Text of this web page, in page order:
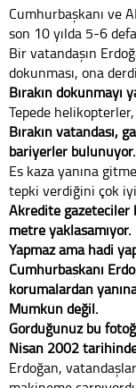
Cumhurbaşkanı ve
son 10 yılda 5-6
Bir vatandaşın
dokunması, ona
Bırakın dokunmayı
Tepede
Bırakın vatandaşı,
bariyerler bulunuyor.
Es kaza yanına
tepki verdiğini çok
Akredite gazeteciler
metre yaklaşamıyor.
Yapmaz ama hadi
Cumhurbaşkanı
korumalardan
Mümkün değil.
Gördüğünüz bu
Nisan 2002
Erdoğan,